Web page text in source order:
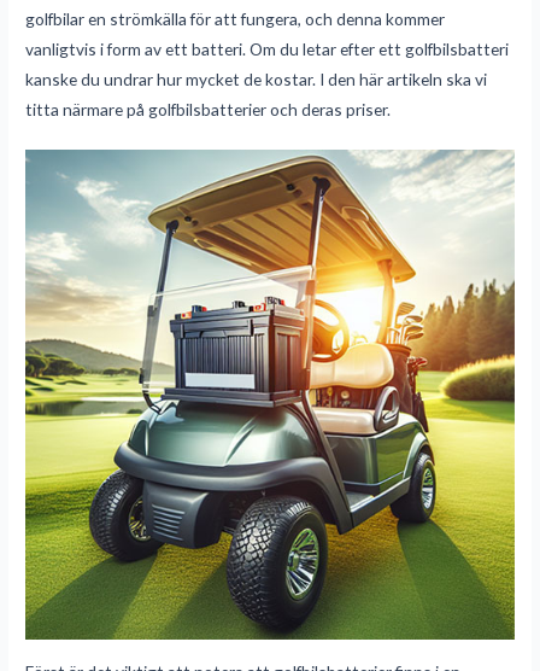
golfbilar en strömkälla för att fungera, och denna kommer
vanligtvis i form av ett batteri. Om du letar efter ett golfbilsbatteri
kanske du undrar hur mycket de kostar. I den här artikeln ska vi
titta närmare på golfbilsbatterier och deras priser.